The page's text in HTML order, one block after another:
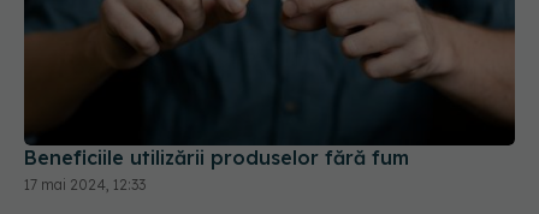
Beneficiile utilizării produselor fără fum
17 mai 2024, 12:33